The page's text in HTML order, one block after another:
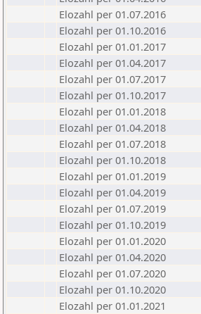
Elozahl per 01.07.2016
Elozahl per 01.10.2016
Elozahl per 01.01.2017
Elozahl per 01.04.2017
Elozahl per 01.07.2017
Elozahl per 01.10.2017
Elozahl per 01.01.2018
Elozahl per 01.04.2018
Elozahl per 01.07.2018
Elozahl per 01.10.2018
Elozahl per 01.01.2019
Elozahl per 01.04.2019
Elozahl per 01.07.2019
Elozahl per 01.10.2019
Elozahl per 01.01.2020
Elozahl per 01.04.2020
Elozahl per 01.07.2020
Elozahl per 01.10.2020
Elozahl per 01.01.2021